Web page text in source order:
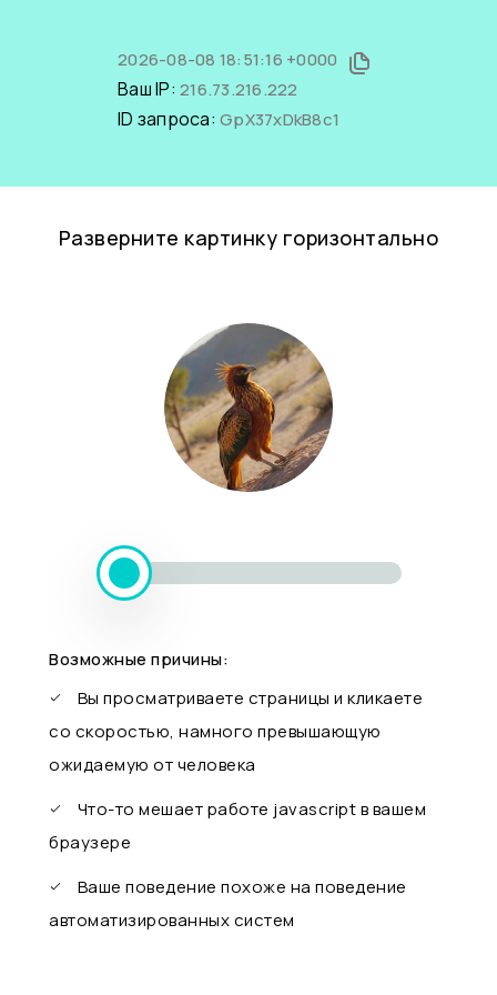
2026-08-08 18:51:16 +0000
Ваш IP: 216.73.216.222
ID запроса: GpX37xDkB8c1
Разверните картинку горизонтально
Возможные причины:
Вы просматриваете страницы и кликаете
со скоростью, намного превышающую
ожидаемую от человека
Что-то мешает работе javascript в вашем
браузере
Ваше поведение похоже на поведение
автоматизированных систем